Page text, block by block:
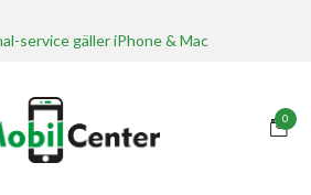
service gäller iPhone & Mac
0